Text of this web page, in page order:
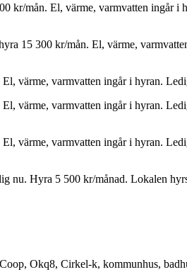
kr/mån. El, värme, varmvatten ingåri
15 300 kr/mån. El, värme,
El, värme, varmvatten ingåri hyran.
El, värme, varmvatten ingåri hyran.
El, värme, varmvatten ingåri hyran.
nu. Hyra 5 500 kr/månad. Lokalen
Coop, Okq8, Cirkel-k, kommunhus,